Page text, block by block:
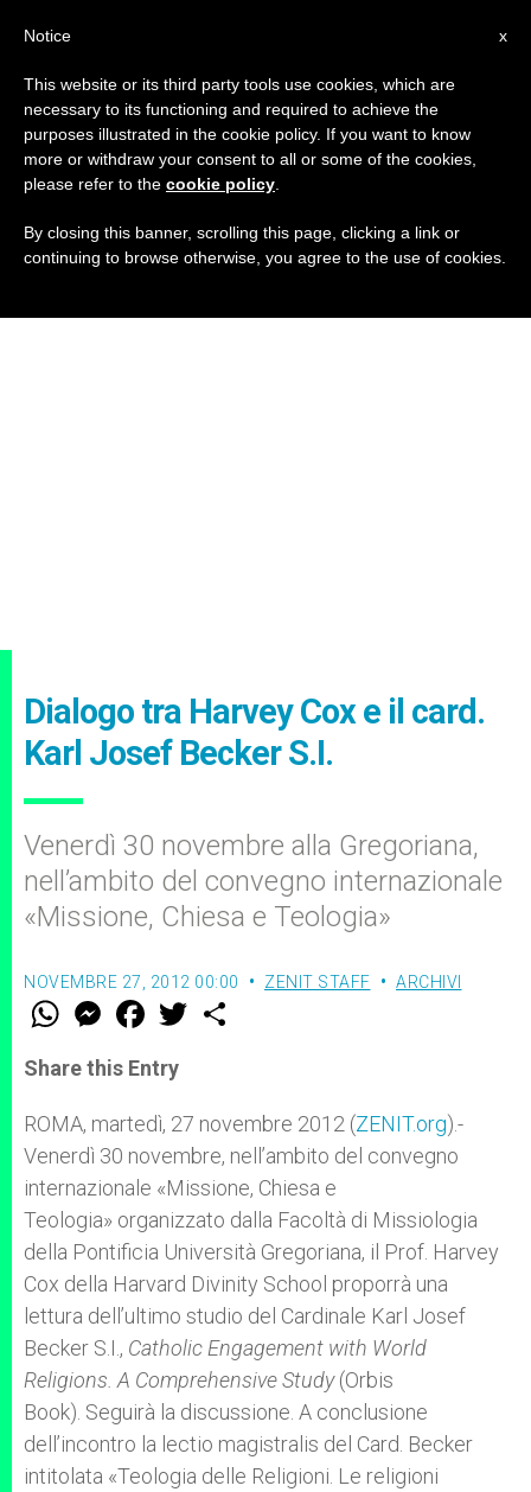
Dialogo tra Harvey Cox e il card.
Karl Josef Becker S.I.
Venerdì 30 novembre alla Gregoriana,
nell’ambito del convegno internazionale
«Missione, Chiesa e Teologia»
NOVEMBRE 27, 2012 00:00 ZENIT STAFF ARCHIVI
W
t
s
p
p
M
e
s
e
g
e
r
F
a
e
b
o
k
w
r
Share this Entry
ROMA, martedì, 27 novembre 2012 (ZENIT.org).-
Venerdì 30 novembre, nell’ambito del convegno
internazionale «Missione, Chiesa e
Teologia» organizzato dalla Facoltà di Missiologia
della Pontificia Università Gregoriana, il Prof. Harvey
Cox della Harvard Divinity School proporrà una
lettura dell’ultimo studio del Cardinale Karl Josef
Becker S.I., Catholic Engagement with World
Religions. A Comprehensive Study(Orbis
Book). Seguirà la discussione. A conclusione
dell’incontro la lectio magistralis del Card. Becker
intitolata «Teologia delle Religioni. Le religioni
x
Notice
This website or its third party tools use cookies, which are
necessary to its functioning and required to achieve the
purposes illustrated in the cookie policy. If you want to know
more or withdraw your consent to all or some of the cookies,
please refer to the cookie policy
By closing this banner, scrolling this page, clicking a link or
continuing to browse otherwise, you agree to the use of cookies.